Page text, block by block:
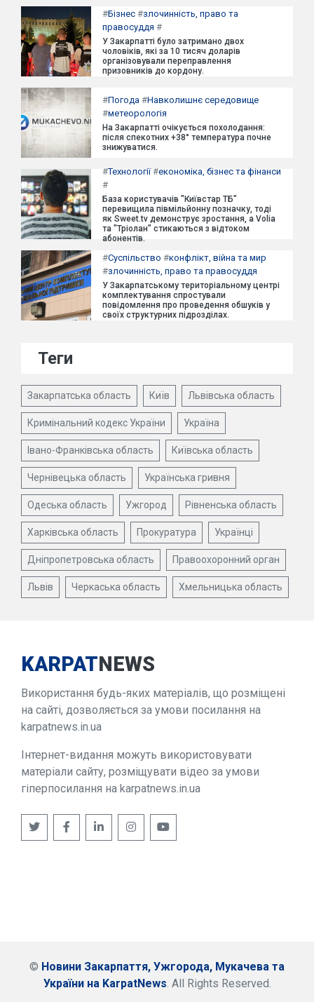
#Бізнес #злочинність, право та
правосуддя #
У Закарпатті було затримано двох
чоловіків, які за 10 тисяч доларів
організовували переправлення
призовників до кордону.
#Погода #Навколишнє середовище
#метеорологія
На Закарпатті очікується похолодання:
після спекотних +38° температура почне
знижуватися.
#Технології#економіка, бізнес та фінанси
#
База користувачів "Київстар ТБ"
перевищила півмільйонну позначку, тоді
як Sweet.tv демонструє зростання, а Volia
та "Тріолан" стикаються з відтоком
абонентів.
#Суспільство #конфлікт, війна та мир
#злочинність, право та правосуддя
У Закарпатському територіальному центрі
комплектування спростували
повідомлення про проведення обшуків у
своїх структурних підрозділах.
Теги
Закарпатська область Київ Львівська область
Кримінальний кодекс України Україна
Івано-Франківська область Київська область
Чернівецька область Українська гривня
Одеська область Ужгород Рівненська область
Харківська область Прокуратура Українці
Дніпропетровська область Правоохоронний орган
Львів Черкаська область Хмельницька область
KARPATNEWS
Використання будь-яких матеріалів, що розміщені
на сайті, дозволяється за умови посилання на
karpatnews.in.ua
Інтернет-видання можуть використовувати
матеріали сайту, розміщувати відео за умови
гіперпосилання на karpatnews.in.ua
© Новини Закарпаття, Ужгорода, Мукачева та
України на KarpatNews. All Rights Reserved.